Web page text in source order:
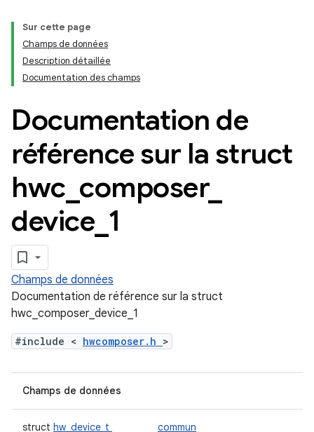
Sur cette page
Champs de données
Description détaillée
Documentation des champs
Documentation de
référence sur la struct
hwc composer_
device 1
Champs de données
Documentation de référence sur la struct
hwc_composer_device_1
#include < hwcomposer.h >
Champs de données
struct hw_device_t commun